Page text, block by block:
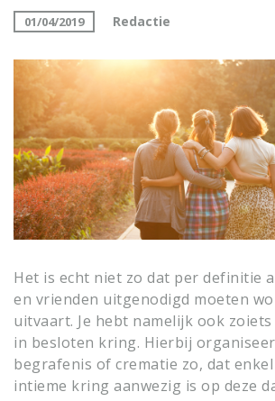
01/04/2019 Redactie
Het is echt niet zo dat per definitie
en vrienden uitgenodigd moeten
uitvaart. Je hebt namelijk ook
in besloten kring. Hierbij
begrafenis of crematie zo, dat
intieme kring aanwezig is op deze